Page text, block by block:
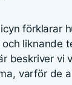
förklarar
liknande
beskriver vi
varför de